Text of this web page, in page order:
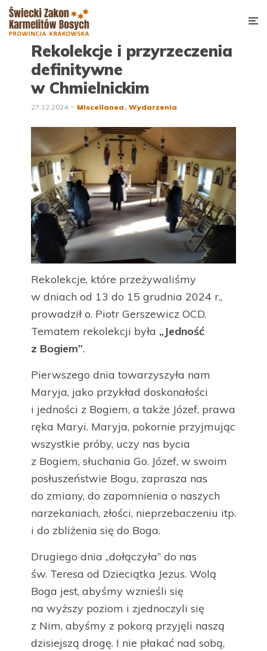
Rekolekcje i przyrzeczenia
definitywne
w Chmielnickim
27.12.2024 Miscellanea Wydarzenia
Rekolekcje, które przeżywaliśmy
w dniach od 13 do 15 grudnia 2024 r.,
prowadził o. Piotr Gerszewicz OCD.
Tematem rekolekcji była „Jedność
z Bogiem”.
Pierwszego dnia towarzyszyła nam
Maryja, jako przykład doskonałości
i jedności z Bogiem, a także Józef, prawa
ręka Maryi. Maryja, pokornie przyjmując
wszystkie próby, uczy nas bycia
z Bogiem, słuchania Go. Józef, w swoim
posłuszeństwie Bogu, zaprasza nas
do zmiany, do zapomnienia o naszych
narzekaniach, złości, nieprzebaczeniu itp.
i do zbliżenia się do Boga.
Drugiego dnia „dołączyła” do nas
św. Teresa od Dzieciątka Jezus. Wolą
Boga jest, abyśmy wznieśli się
na wyższy poziom i zjednoczyli się
z Nim, abyśmy z pokorą przyjęli naszą
dzisiejszą drogę. I nie płakać nad sobą,